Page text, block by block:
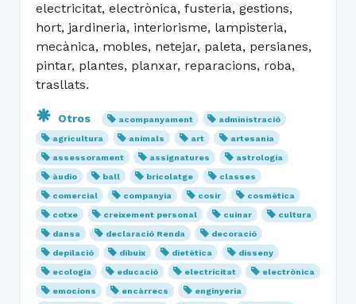
electricitat, electrònica, fusteria, gestions,
hort, jardineria, interiorisme, lampisteria,
mecànica, mobles, netejar, paleta, persianes,
pintar, plantes, planxar, reparacions, roba,
trasllats.
Otros acompanyament
administració
agricultura
animals art
artesania
assessorament
assignatures
astrologia
àudio
ball bricolatge
classes
comercial
companyia cosir
cosmètica
cotxe
creixement personal cuinar
cultura
dansa
declaració Renda
decoració
depilació
dibuix dietètica
disseny
ecologia
educació electricitat
electrònica
emocions
encàrrecs
enginyeria